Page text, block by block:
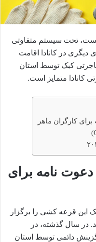
تحت سیستم متفاوتی
در کانادا اقامت
کبک توسط استان
کانادا متمایز است.
کارگران ماهر
دعوت نامه برای
این قرعه کشی را برگزار
در سال گذشته، در
گزینش دائمی توسط استان